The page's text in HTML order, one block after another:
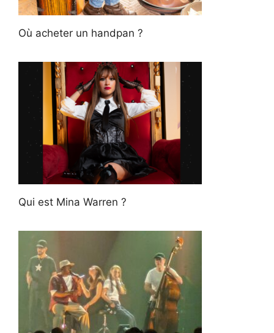
Où acheter un handpan ?
Qui est Mina Warren ?